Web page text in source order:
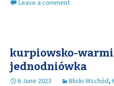
Leave a comment
kurpiowsko-
jednodniówka
6 June 2023 Bliski Wschód,